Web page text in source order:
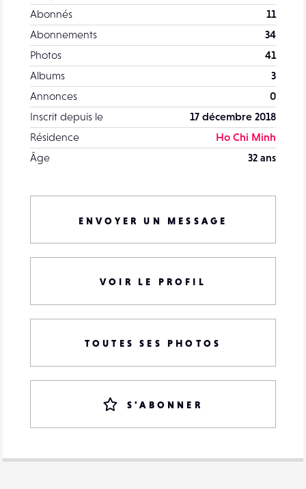
Abonnés
11
Abonnements
34
Photos
41
Albums
3
Annonces
0
Inscrit depuis le
17 décembre 2018
Résidence
Ho Chi Minh
Âge
32 ans
ENVOYER UN MESSAGE
VOIR LE PROFIL
TOUTES SES PHOTOS
S'ABONNER